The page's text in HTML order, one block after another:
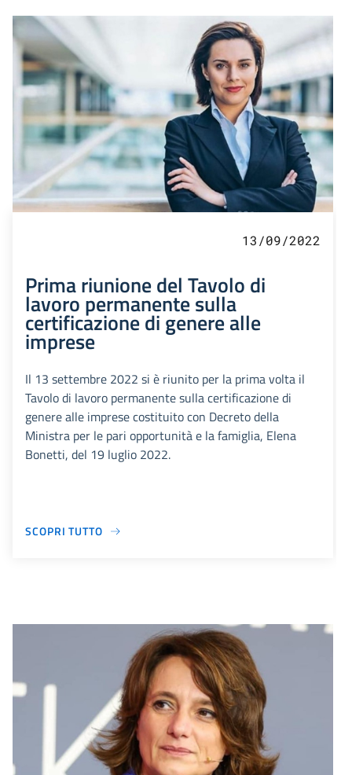
13/09/2022
Prima riunione del Tavolo di
lavoro permanente sulla
certificazione di genere alle
imprese
Il 13 settembre 2022 si è riunito per la prima volta il
Tavolo di lavoro permanente sulla certificazione di
genere alle imprese costituito con Decreto della
Ministra per le pari opportunità e la famiglia, Elena
Bonetti, del 19 luglio 2022.
SCOPRI TUTTO